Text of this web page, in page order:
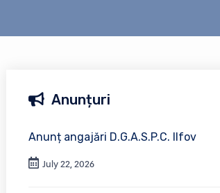
Anunțuri
Anunț angajări D.G.A.S.P.C. Ilfov
July 22, 2026